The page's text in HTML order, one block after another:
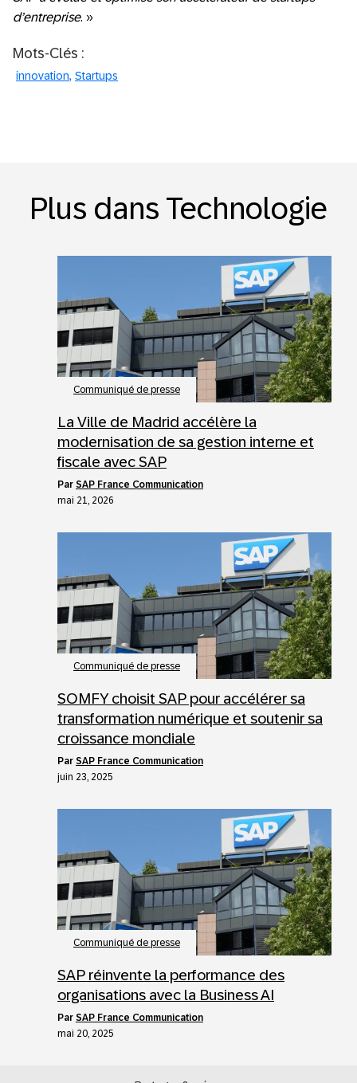
d’entreprise. »
Mots-Clés :
innovation Startups
Plus dans Technologie
Communiqué de presse
La Ville de Madrid accélère la
modernisation de sa gestion interne et
fiscale avec SAP
par SAP France Communication
mai 21, 2026
Communiqué de presse
SOMFY choisit SAP pour accélérer sa
transformation numérique et soutenir sa
croissance mondiale
par SAP France Communication
juin 23, 2025
Communiqué de presse
SAP réinvente la performance des
organisations avec la Business AI
par SAP France Communication
mai 20, 2025